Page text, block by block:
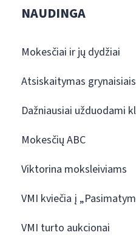
NAUDINGA
Mokesčiai ir jų dydžiai
Atsiskaitymas
Dažniausiai užduodami
Mokesčių ABC
Viktorina moksleiviams
VMI kviečia į
VMI turto aukcionai